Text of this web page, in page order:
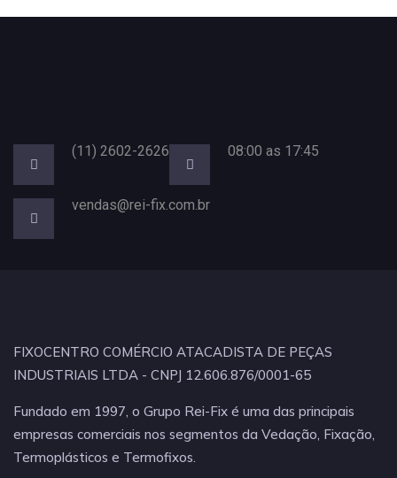
(11) 2602-2626 08:00 as 17:45
vendas@rei-fix.com.br
FIXOCENTRO COMÉRCIO ATACADISTA DE PEÇAS
INDUSTRIAIS LTDA - CNPJ 12.606.876/0001-65
Fundado em 1997, o Grupo Rei-Fix é uma das principais
empresas comerciais nos segmentos da Vedação, Fixação,
Termoplásticos e Termofixos.